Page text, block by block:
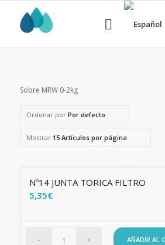
Sobre MRW 0-2kg
Ordenar por Por defecto
Mostrar 15 Artículos por página
Nº14 JUNTA TORICA FILTRO
5,35€
AÑADIR AL